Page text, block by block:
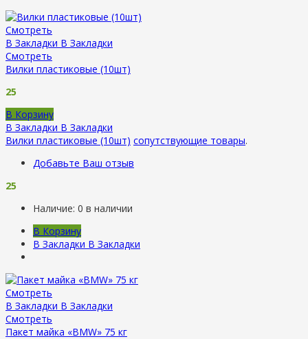
Смотреть
В Закладки В Закладки
Смотреть
Вилки пластиковые (10шт)
25
В Корзину
В Закладки В Закладки
Вилки пластиковые (10шт) сопутствующие товары.
Добавьте Ваш отзыв
25
Наличие: 0 в наличии
В Корзину
В Закладки В Закладки
Смотреть
В Закладки В Закладки
Смотреть
Пакет майка «BMW» 75 кг